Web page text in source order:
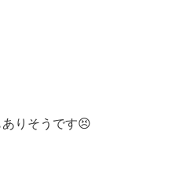
りそうです😣